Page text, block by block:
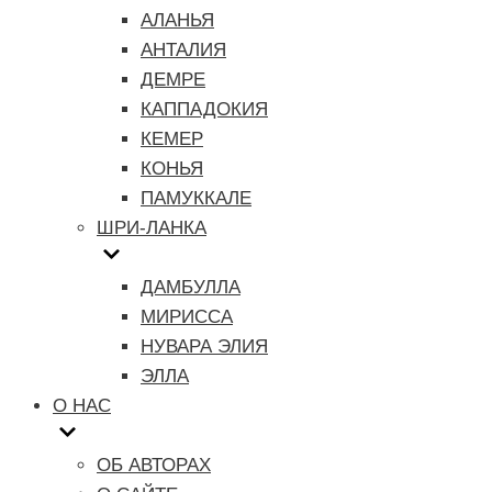
АЛАНЬЯ
АНТАЛИЯ
ДЕМРЕ
КАППАДОКИЯ
КЕМЕР
КОНЬЯ
ПАМУККАЛЕ
ШРИ-ЛАНКА
ДАМБУЛЛА
МИРИССА
НУВАРА ЭЛИЯ
ЭЛЛА
О НАС
ОБ АВТОРАХ